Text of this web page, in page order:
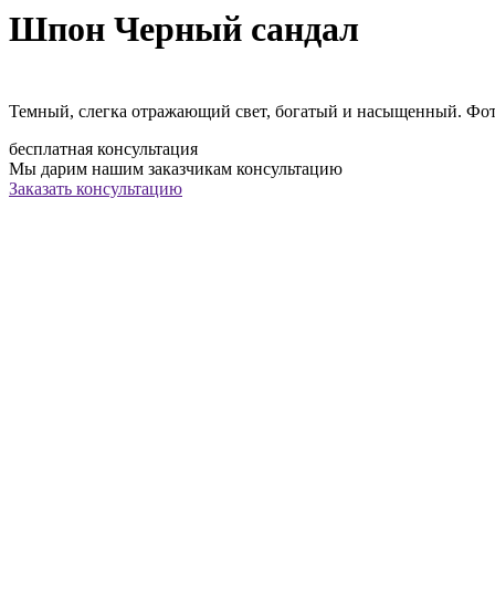
Шпон Черный сандал
Темный, слегка отражающий свет, богатый и насыщенный.
бесплатная консультация
Мы дарим нашим заказчикам консультацию
Заказать консультацию